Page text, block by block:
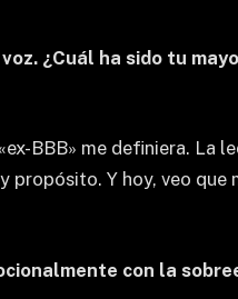
¿Cuál ha sido tu
BBB» me definiera. La
Y hoy, veo
con la